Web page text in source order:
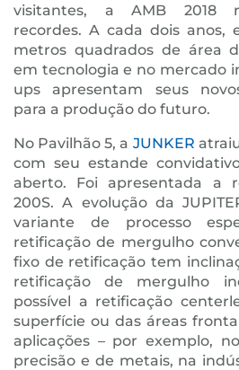
visitantes, a AMB 2018
recordes. A cada dois anos,
metros quadrados de área
em tecnologia e no mercado
ups apresentam seus
para a produção do futuro.
No Pavilhão 5, a JUNKER
com seu estande
aberto. Foi apresentada a
200S. A evolução da
variante de processo
retificação de mergulho
fixo de retificação tem
retificação de mergulho
possível a retificação
superfície ou das áreas
aplicações – por exemplo,
precisão e de metais, na